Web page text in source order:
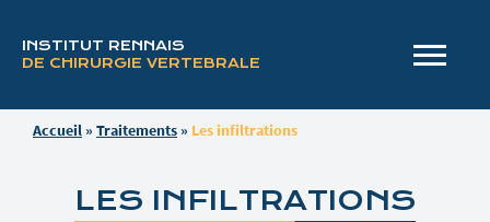
INSTITUT RENNAIS
DE CHIRURGIE VERTEBRALE
Accueil » Traitements » Les infiltrations
LES INFILTRATIONS